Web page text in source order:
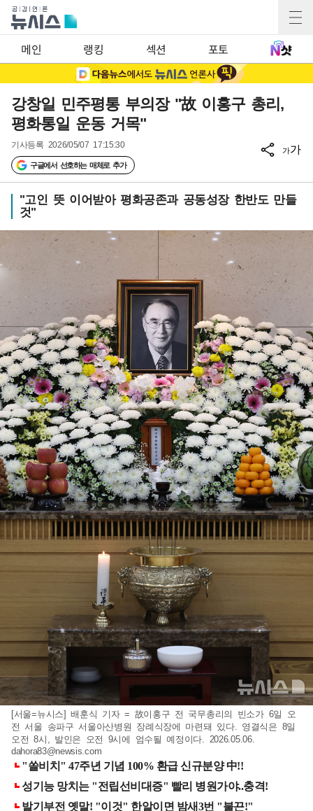
메인 랭킹 섹션 포토
강창일 민주평통 부의장 "故 이홍구 총리,
평화통일 운동 거목"
기사등록 2026/05/07 17:15:30
구글에서 선호하는 매체로 추가
가가
"고인 뜻 이어받아 평화공존과 공동성장 한반도 만들
것"
[서울=뉴시스] 배훈식 기자 = 故이홍구 전 국무총리의 빈소가 6일 오
전 서울 송파구 서울아산병원 장례식장에 마련돼 있다. 영결식은 8일
오전 8시, 발인은 오전 9시에 엄수될 예정이다. 2026.05.06.
dahora83@newsis.com